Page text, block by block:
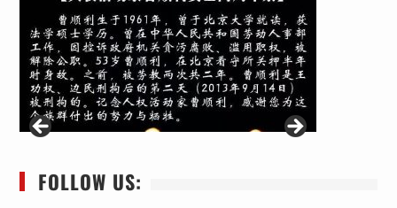
FOLLOW US: